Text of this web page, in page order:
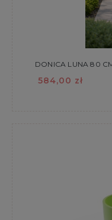
DONICA LUNA 80
584,00 zł